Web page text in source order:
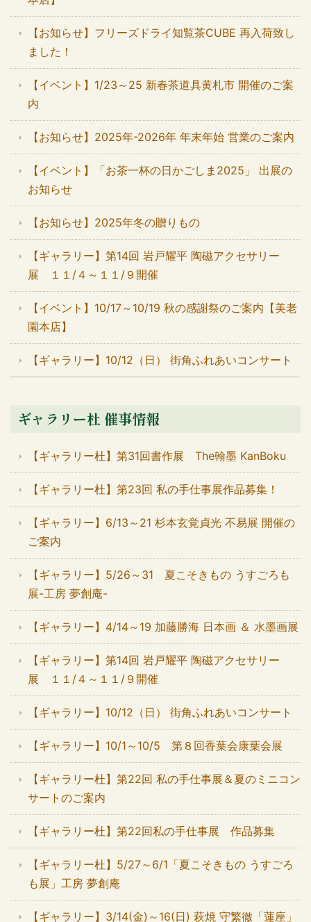
【お知らせ】フリーズドライ知覧茶CUBE 再入荷致し
ました！
【イベント】1/23～25 新春茶道具黄札市 開催のご案
内
【お知らせ】2025年-2026年 年末年始 営業のご案内
【イベント】「お茶一杯の日かごしま2025」 出展の
お知らせ
【お知らせ】2025年冬の贈りもの
【ギャラリー】第14回 岩戸耀平 陶磁アクセサリー
展 １１/４～１１/９開催
【イベント】10/17～10/19 秋の感謝祭のご案内【美老
園本店】
【ギャラリー】10/12（日） 街角ふれあいコンサート
ギャラリー杜 催事情報
【ギャラリー杜】第31回書作展 The翰墨 KanBoku
【ギャラリー杜】第23回 私の手仕事展作品募集！
【ギャラリー】6/13～21 杉本玄覚貞光 不易展 開催の
ご案内
【ギャラリー】5/26～31 夏こそきもの うすごろも
展-工房 夢創庵-
【ギャラリー】4/14～19 加藤勝海 日本画 ＆ 水墨画展
【ギャラリー】第14回 岩戸耀平 陶磁アクセサリー
展 １１/４～１１/９開催
【ギャラリー】10/12（日） 街角ふれあいコンサート
【ギャラリー】10/1～10/5 第８回香葉会康葉会展
【ギャラリー杜】第22回 私の手仕事展＆夏のミニコン
サートのご案内
【ギャラリー杜】第22回私の手仕事展 作品募集
【ギャラリー杜】5/27～6/1「夏こそきもの うすごろ
も展」工房 夢創庵
【ギャラリー】3/14(金)～16(日) 萩焼 守繁徹「蓮座」